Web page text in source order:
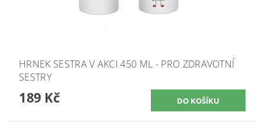
HRNEK SESTRA V AKCI 450 ML - PRO ZDRAVOTNÍ
SESTRY
189 Kč